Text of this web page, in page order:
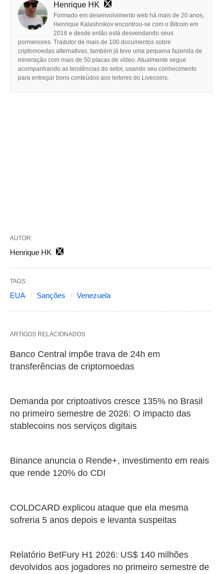
Henrique HK
Formado em desenvolvimento web há mais de 20 anos,
Henrique Kalashnikov encontrou-se com o Bitcoin em
2016 e desde então está desvendando seus
pormenores. Tradutor de mais de 100 documentos sobre
criptomoedas alternativas, também já teve uma pequena fazenda de
mineração com mais de 50 placas de vídeo. Atualmente segue
acompanhando as tendências do setor, usando seu conhecimento
para entregar bons conteúdos aos leitores do Livecoins.
AUTOR:
Henrique HK
TAGS:
EUA Sanções Venezuela
ARTIGOS RELACIONADOS
Banco Central impõe trava de 24h em
transferências de criptomoedas
Demanda por criptoativos cresce 135% no Brasil
no primeiro semestre de 2026: O impacto das
stablecoins nos serviços digitais
Binance anuncia o Rende+, investimento em reais
que rende 120% do CDI
COLDCARD explicou ataque que ela mesma
sofreria 5 anos depois e levanta suspeitas
Relatório BetFury H1 2026: US$ 140 milhões
devolvidos aos jogadores no primeiro semestre de